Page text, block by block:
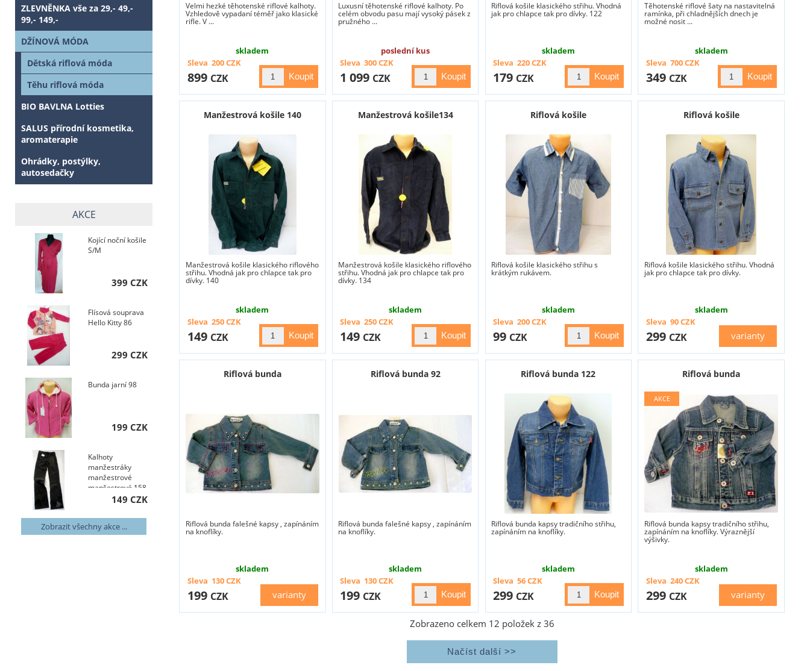
Velmi hezké těhotenské riflové kalhoty.
Vzhledově vypadaní téměř jako klasické
rifle. V ...
skladem
899 CZK
Sleva 200CZK
Luxusní těhotenské riflové kalhoty. Po
celém obvodu pasu mají vysoký pásek z
pružného ...
poslední kus
1 099 CZK
Sleva 300CZK
Riflová košile klasického střihu. Vhodná
jak pro chlapce tak pro dívky. 122
skladem
179 CZK
Sleva 220CZK
Těhotenské riflové šaty na nastavitelná
ramínka, při chladnějších dnech je
možné nosit ...
skladem
349 CZK
Sleva 700CZK
Manžestrová košile 140
Manžestrová košile klasického riflového
střihu. Vhodná jak pro chlapce tak pro
dívky. 140
skladem
149 CZK
Sleva 250CZK
Manžestrová košile134
Manžestrová košile klasického riflového
střihu. Vhodná jak pro chlapce tak pro
dívky. 134
skladem
149 CZK
Sleva 250CZK
Riflová košile
Riflová košile klasického střihu s
krátkým rukávem.
skladem
99 CZK
Sleva 200CZK
Riflová košile
Riflová košile klasického střihu. Vhodná
jak pro chlapce tak pro dívky.
skladem
varianty
299 CZK
Sleva 90CZK
Riflová bunda
Riflová bunda falešné kapsy , zapínáním
na knoflíky.
skladem
varianty
199 CZK
Sleva 130CZK
Riflová bunda 92
Riflová bunda falešné kapsy , zapínáním
na knoflíky.
skladem
199 CZK
Sleva 130CZK
Riflová bunda 122
Riflová bunda kapsy tradičního střihu,
zapínáním na knoflíky.
skladem
299 CZK
Sleva 56CZK
Riflová bunda
Riflová bunda kapsy tradičního střihu,
zapínáním na knoflíky. Výraznější
výšivky.
skladem
varianty
299 CZK
Sleva 240CZK
Zobrazeno celkem 12 položek z36
ZLEVNĚNKA vše za 29,- 49,-
99,- 149,-
DŽÍNOVÁ MÓDA
Dětská riflová móda
Těhu riflová móda
BIO BAVLNA Lotties
SALUS přírodní kosmetika,
aromaterapie
Ohrádky, postýlky,
autosedačky
AKCE
Kojící noční košile
S/M
399 CZK
Flísová souprava
Hello Kitty 86
299 CZK
Bunda jarní 98
199 CZK
Kalhoty
manžestráky
manžestrové
manšestrové 158
149 CZK
Zobrazit všechny akce ...